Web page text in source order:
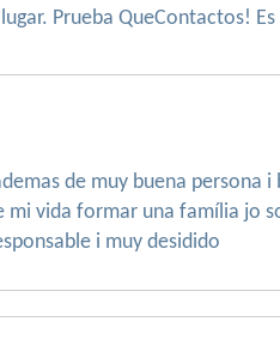
Prueba QueContactos!
de muy buena
mi vida formar una família
i muy desidido